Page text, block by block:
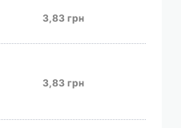
3,83 грн
3,83 грн